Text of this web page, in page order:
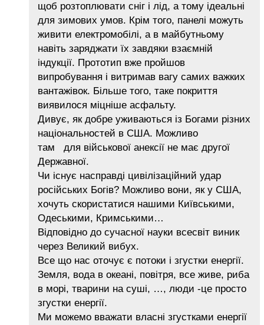
щоб розтоплювати сніг і лід, а тому ідеальні
для зимових умов. Крім того, панелі можуть
живити електромобілі, а в майбутньому
навіть заряджати їх завдяки взаємній
індукції. Прототип вже пройшов
випробування і витримав вагу самих важких
вантажівок. Більше того, таке покриття
виявилося міцніше асфальту.
Дивує, як добре уживаються із Богами різних
національностей в США. Можливо
там для військової анексії не має другої
Державної.
Чи існує насправді цивілізаційний удар
російських Богів? Можливо вони, як у США,
хочуть скористатися нашими Київськими,
Одеськими, Кримськими…
Відповідно до сучасної науки всесвіт виник
через Великий вибух.
Все що нас оточує є потоки і згустки енергії.
Земля, вода в океані, повітря, все живе, риба
в морі, тварини на суші, …, люди -це просто
згустки енергії.
Ми можемо вважати власні згустками енергії